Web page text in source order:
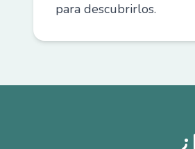
para descubrirlos.